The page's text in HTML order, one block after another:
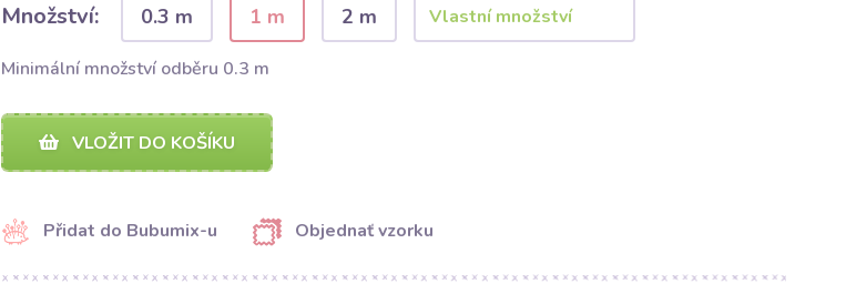
Množství: 0.3 m 1 m 2 m
Minimální množství odběru 0.3 m
VLOŽIT DO KOŠÍKU
Přidat do Bubumix-u Objednať vzorku